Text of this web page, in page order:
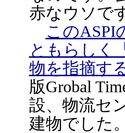
赤なウソで
このASPI
ともらしく
物を指摘す
版Grobal
設、物流セ
建物でした。